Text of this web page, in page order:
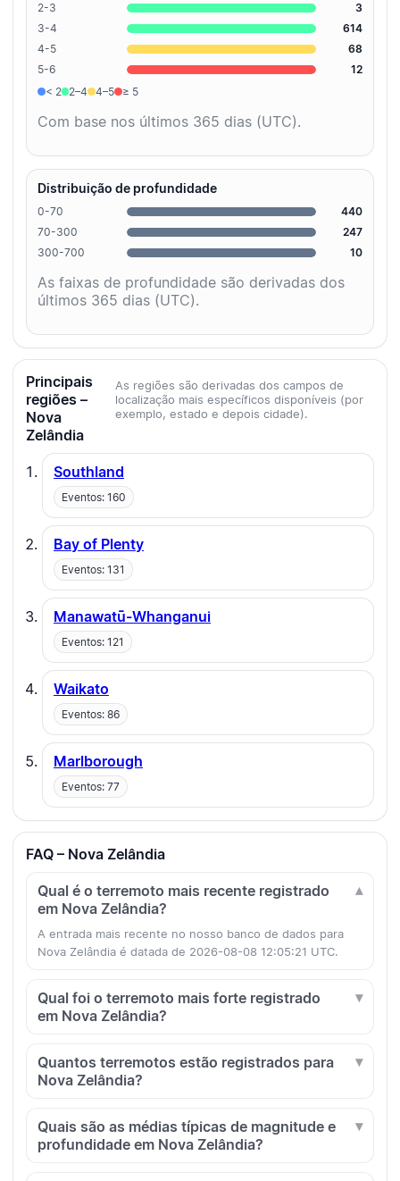
2-3
3
3-4
614
4-5
68
5-6
12
< 2
2–4 4–5 ≥ 5
Com base nos últimos 365 dias (UTC).
Distribuição de profundidade
0-70
440
70-300
247
300-700
10
As faixas de profundidade são derivadas dos
últimos 365 dias (UTC).
Principais
regiões –
Nova
Zelândia
As regiões são derivadas dos campos de
localização mais específicos disponíveis (por
exemplo, estado e depois cidade).
Southland
Eventos: 160
Bay of Plenty
Eventos: 131
Manawatū-Whanganui
Eventos: 121
Waikato
Eventos: 86
Marlborough
Eventos: 77
FAQ – Nova Zelândia
Qual é o terremoto mais recente registrado
em Nova Zelândia?
A entrada mais recente no nosso banco de dados para
Nova Zelândia é datada de 2026-08-08 12:05:21 UTC.
Qual foi o terremoto mais forte registrado
em Nova Zelândia?
Quantos terremotos estão registrados para
Nova Zelândia?
Quais são as médias típicas de magnitude e
profundidade em Nova Zelândia?